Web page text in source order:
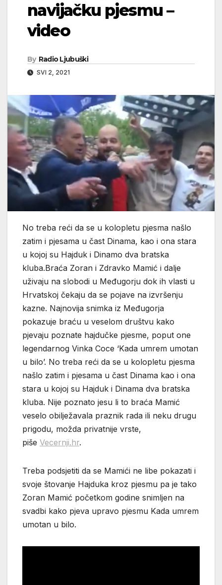
navijačku pjesmu –
video
By Radio Ljubuški
SVI 2, 2021
No treba reći da se u kolopletu pjesma našlo
zatim i pjesama u čast Dinama, kao i ona stara
u kojoj su Hajduk i Dinamo dva bratska
kluba.Braća Zoran i Zdravko Mamić i dalje
uživaju na slobodi u Međugorju dok ih vlasti u
Hrvatskoj čekaju da se pojave na izvršenju
kazne. Najnovija snimka iz Međugorja
pokazuje braću u veselom društvu kako
pjevaju poznate hajdučke pjesme, poput one
legendarnog Vinka Coce ‘Kada umrem umotan
u bilo’. No treba reći da se u kolopletu pjesma
našlo zatim i pjesama u čast Dinama kao i ona
stara u kojoj su Hajduk i Dinama dva bratska
kluba. Nije poznato jesu li to braća Mamić
veselo obilježavala praznik rada ili neku drugu
prigodu, možda privatnije vrste,
piše Vecernji.hr.
Treba podsjetiti da se Mamići ne libe pokazati i
svoje štovanje Hajduka kroz pjesmu pa je tako
Zoran Mamić početkom godine snimljen na
svadbi kako pjeva upravo pjesmu Kada umrem
umotan u bilo.